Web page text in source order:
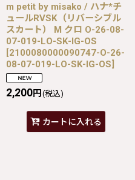
m petit by misako / ハナ*チ
ュールRVSK（リバーシブル
スカート） M クロ O-26-08-
07-019-LO-SK-IG-OS
[2100080000090747-O-26-
08-07-019-LO-SK-IG-OS]
2,200円 (税込)
カートに入れる